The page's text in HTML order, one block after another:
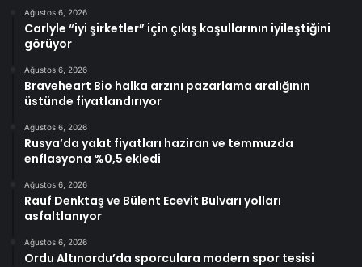
Ağustos 6, 2026
Carlyle “iyi şirketler” için çıkış koşullarının iyileştiğini
görüyor
Ağustos 6, 2026
Braveheart Bio halka arzını pazarlama aralığının
üstünde fiyatlandırıyor
Ağustos 6, 2026
Rusya’da yakıt fiyatları haziran ve temmuzda
enflasyona %0,5 ekledi
Ağustos 6, 2026
Rauf Denktaş ve Bülent Ecevit Bulvarı yolları
asfaltlanıyor
Ağustos 6, 2026
Ordu Altınordu’da sporculara modern spor tesisi